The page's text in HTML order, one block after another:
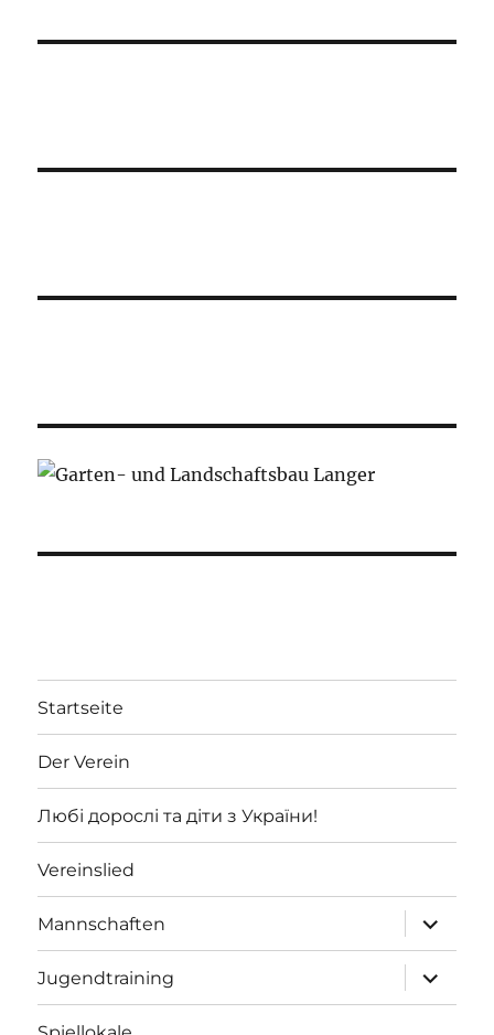
Startseite
Der Verein
Любі дорослі та діти з України!
Vereinslied
Mannschaften
öffnen
Jugendtraining
öffnen